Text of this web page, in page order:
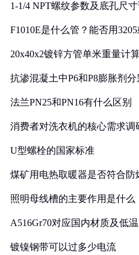
1-1/4 NPT螺纹参数及底孔尺
F1010E是什么管？能否用
20x40x2镀锌方管单米重量计
抗渗混凝土中P6和P8膨胀剂
法兰PN25和PN16有什么区别
消费者对洗衣机的核心需求调
U型螺栓的国家标准
煤矿用电热取暖器是否符合防
照明母线槽的主要作用是什么
A516Gr70对应国内材质及低
镀镍钢带可以过多少电流